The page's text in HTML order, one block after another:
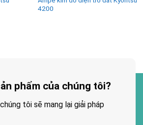
4200
phẩm của chúng tôi?
tôi sẽ mang lại giải pháp